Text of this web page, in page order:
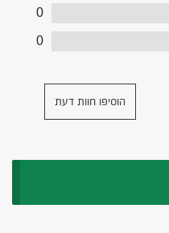
0
0
הוסיפו חוות דעת